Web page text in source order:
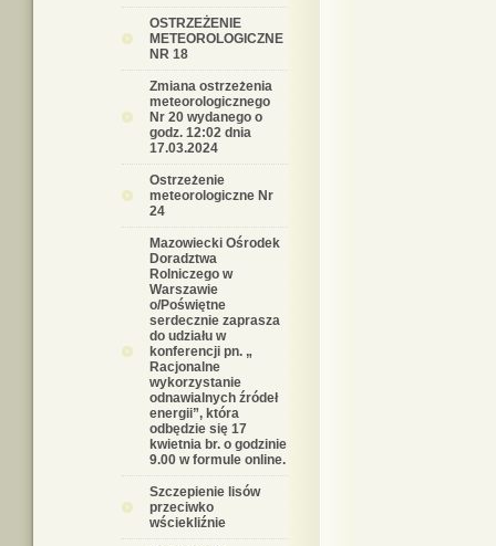
OSTRZEŻENIE
METEOROLOGICZNE
NR 18
Zmiana ostrzeżenia
meteorologicznego
Nr 20 wydanego o
godz. 12:02 dnia
17.03.2024
Ostrzeżenie
meteorologiczne Nr
24
Mazowiecki Ośrodek
Doradztwa
Rolniczego w
Warszawie
o/Poświętne
serdecznie zaprasza
do udziału w
konferencji pn. „
Racjonalne
wykorzystanie
odnawialnych źródeł
energii”, która
odbędzie się 17
kwietnia br. o godzinie
9.00 w formule online.
Szczepienie lisów
przeciwko
wściekliźnie